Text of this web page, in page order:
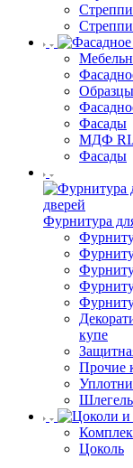
Фасады
МДФ
Фасады
Фурнитура
купе
Прочие
Шлегель
Цоколь